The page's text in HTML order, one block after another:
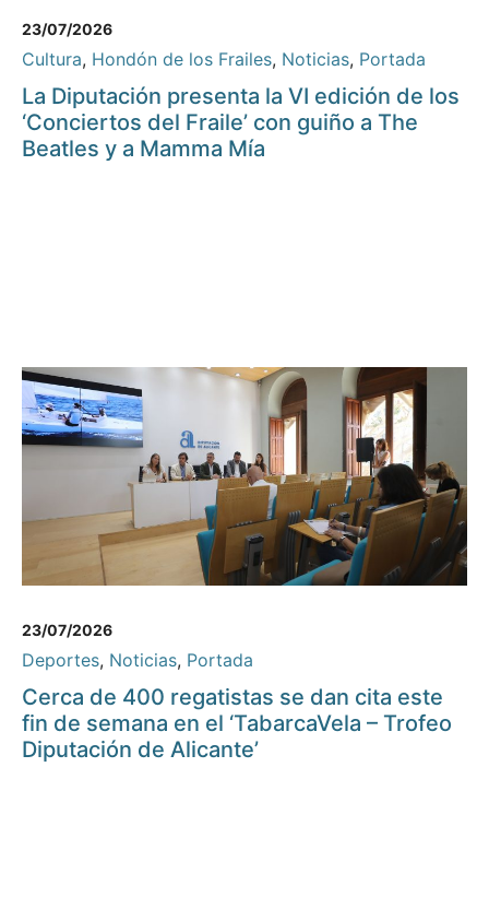
23/07/2026
Cultura, Hondón de los Frailes, Noticias, Portada
La Diputación presenta la VI edición de los
‘Conciertos del Fraile’ con guiño a The
Beatles y a Mamma Mía
23/07/2026
Deportes, Noticias, Portada
Cerca de 400 regatistas se dan cita este
fin de semana en el ‘TabarcaVela – Trofeo
Diputación de Alicante’